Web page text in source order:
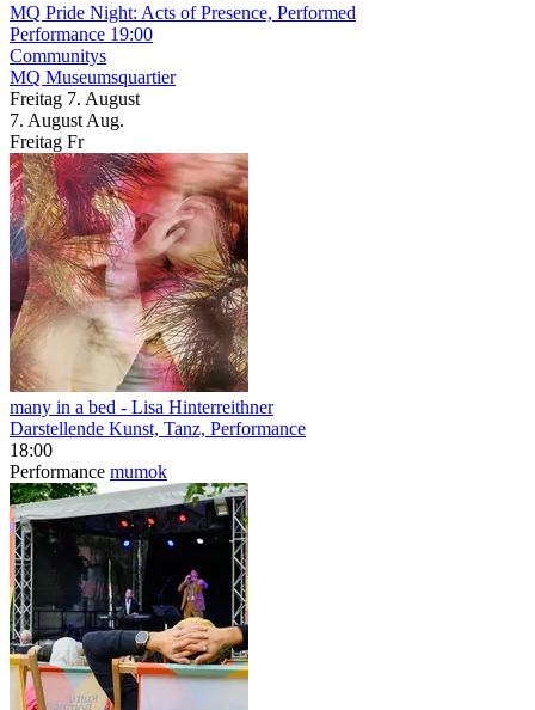
MQ Pride Night: Acts of Presence, Performed
Performance 19:00
Communitys
MQ Museumsquartier
Freitag 7. August
7. August Aug.
Freitag Fr
many in a bed - Lisa Hinterreithner
Darstellende Kunst, Tanz, Performance
18:00
Performance mumok